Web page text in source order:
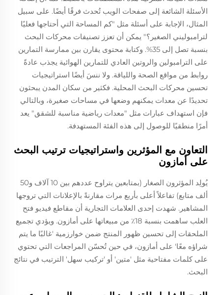
الأسئلة الشائعة إلى صفحات الويب تُحدث فرقًا أيضًا. على سبيل
المثال، الإجابة على أسئلة مثل "كم المساحة التي أحتاجها فعليًا
لترامبوليني الصغير؟" يمكن أن تعزز تصنيفات محركات البحث
بنسبة تصل إلى 35%. وكتابة محتوى يقارن بين ممارسة التمارين
على الترامبولين والروتين العادي للتمارين الهوائية يجذب عادةً
روابط من مواقع الصحة واللياقة. ولا ننسَ أيضًا استراتيجيات
تحسين محركات البحث المحلية. فكثير من سكان المدن يبحثون
تحديدًا عن معدات يمكنهم وضعها في مساحات صغيرة، وبالتالي
فإن استهداف عبارات مثل "معدات رياضية مناسبة للشقق" يعد
أمرًا منطقيًا للوصول إلى هذه الفئة المستهدفة.
التعاون مع المؤثرين واستراتيجيات ترتيب البحث
على أمازون
يُولِد المؤثرون الصغار (بمتابعين يتراوح عددهم بين 10 آلاف و50
ألف متابع) تفاعلاً أعلى بأربع مرات مقارنةً بالإعلانات التي تروجها
المشاهير. شهدت إحدى العلامات التجارية أن مقاطع فيديو فتح
العلب ساهمت بنسبة 18٪ من مبيعاتها على أمازون. ويؤدي تجميع
الملحقات إلى تحسين ظهور المنتج ضمن خوارزمية 'غالبًا ما يتم
شراؤه معًا' على أمازون، في حين تُحسّن المراجعات التي تحتوي
على كلمات مفتاحية مثل 'متين' أو 'تركيب سهل' الترتيب في نتائج
البحث.